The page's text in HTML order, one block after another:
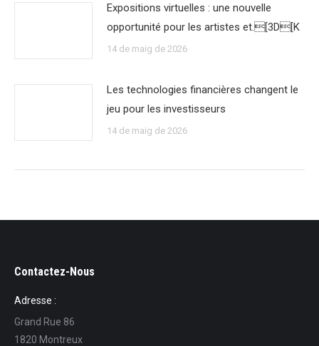
Expositions virtuelles : une nouvelle
opportunité pour les artistes et.[3D[K
14 de maig de 2026
Les technologies financières changent le
jeu pour les investisseurs
14 de maig de 2026
Contactez-Nous
Adresse :
Grand Rue 86
1820 Montreux